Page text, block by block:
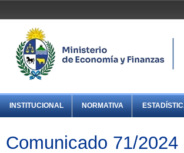
INSTITUCIONAL NORMATIVA
Comunicado 71/